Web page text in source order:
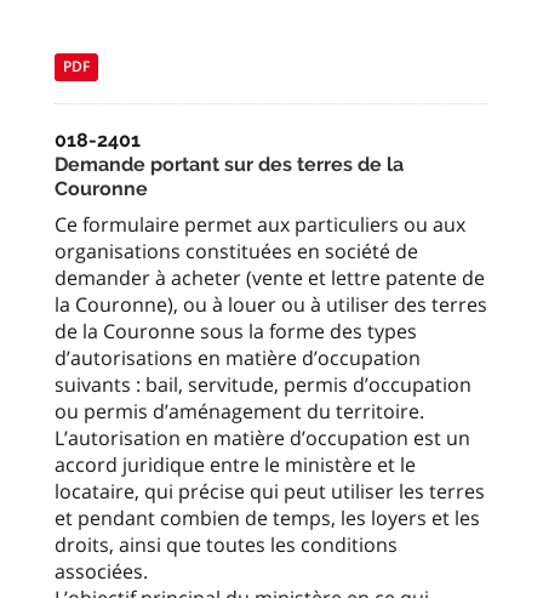
PDF
018-2401
Demande portant sur des terres de la
Couronne
Ce formulaire permet aux particuliers ou aux
organisations constituées en société de
demander à acheter (vente et lettre patente de
la Couronne), ou à louer ou à utiliser des terres
de la Couronne sous la forme des types
d’autorisations en matière d’occupation
suivants : bail, servitude, permis d’occupation
ou permis d’aménagement du territoire.
L’autorisation en matière d’occupation est un
accord juridique entre le ministère et le
locataire, qui précise qui peut utiliser les terres
et pendant combien de temps, les loyers et les
droits, ainsi que toutes les conditions
associées.